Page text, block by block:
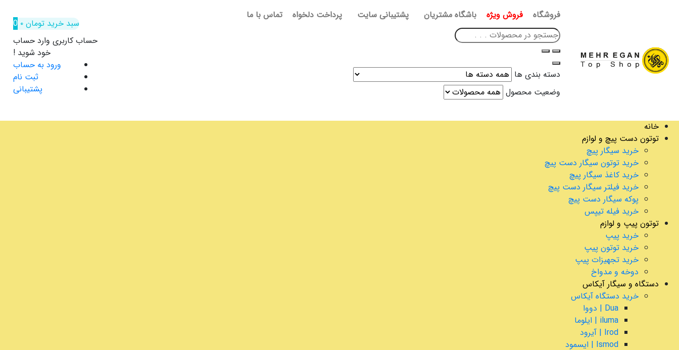
فروشگاه فروش ویژه باشگاه مشتریان پشتیبانی سایت پرداخت دلخواه تماس با ما
دسته بندی ها
وضعیت محصول
سبد خرید تومان۰
0
حساب کاربری وارد حساب
خود شوید !
ورود به حساب
ثبت نام
پشتیبانی
خانه
توتون دست پیچ و لوازم
خرید سیگار پیچ
خرید توتون سیگار دست پیچ
خرید کاغذ سیگار پیچ
خرید فیلتر سیگار دست پیچ
پوکه سیگار دست پیچ
خرید فیله تیپس
توتون پیپ و لوازم
خرید پیپ
خرید توتون پیپ
خرید تجهیزات پیپ
دوخه و مدواخ
دستگاه و سیگار آیکاس
خرید دستگاه آیکاس
Dua | دووا
iluma | ایلوما
Irod | آیرود
Ismod | ایسمود